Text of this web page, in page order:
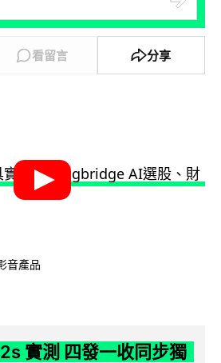
看留言 分享
音產品
實測 四發一收同步獨